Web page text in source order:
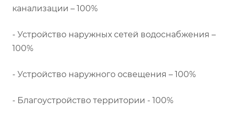
канализации – 100%
- Устройство наружных сетей водоснабжения –
100%
- Устройство наружного освещения – 100%
- Благоустройство территории - 100%